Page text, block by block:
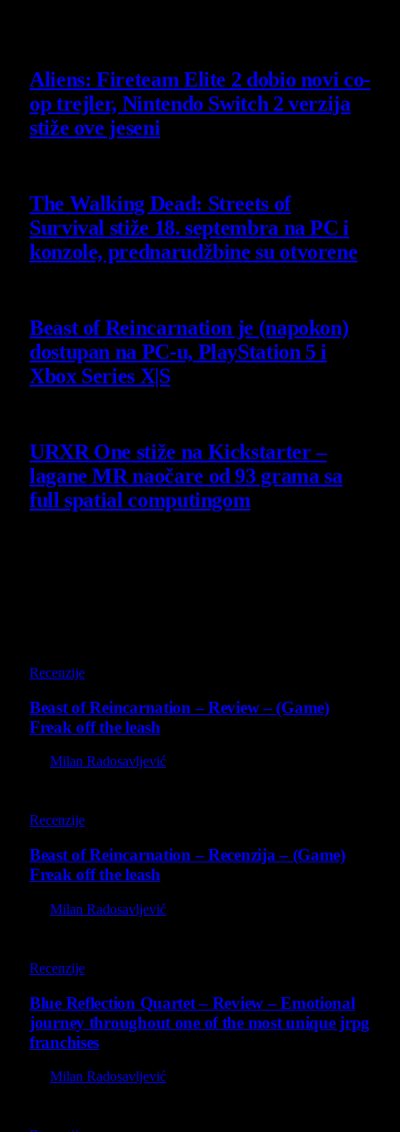
Aliens: Fireteam Elite 2 dobio novi co-
op trejler, Nintendo Switch 2 verzija
stiže ove jeseni
The Walking Dead: Streets of
Survival stiže 18. septembra na PC i
konzole, prednarudžbine su otvorene
Beast of Reincarnation je (napokon)
dostupan na PC-u, PlayStation 5 i
Xbox Series X|S
URXR One stiže na Kickstarter –
lagane MR naočare od 93 grama sa
full spatial computingom
Recenzije
Beast of Reincarnation – Review – (Game)
Freak off the leash
Milan Radosavljević
Recenzije
Beast of Reincarnation – Recenzija – (Game)
Freak off the leash
Milan Radosavljević
Recenzije
Blue Reflection Quartet – Review – Emotional
journey throughout one of the most unique jrpg
franchises
Milan Radosavljević